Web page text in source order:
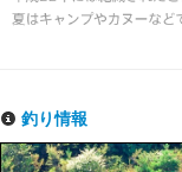
釣り情報